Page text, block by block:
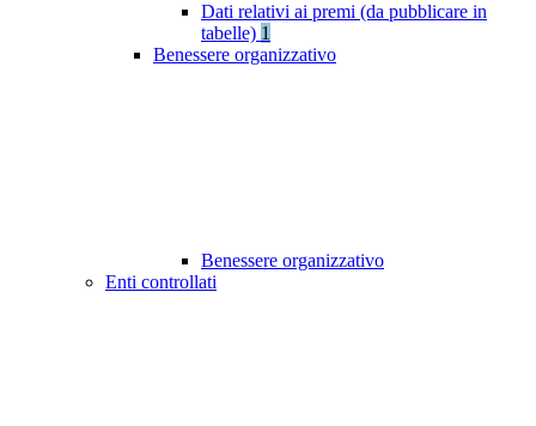
Dati relativi ai premi (da pubblicare in
tabelle) 1
Benessere organizzativo
Benessere organizzativo
Enti controllati